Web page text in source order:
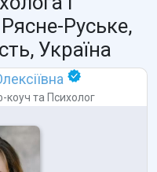
Рясне-Руське,
Україна
коуч та Психолог